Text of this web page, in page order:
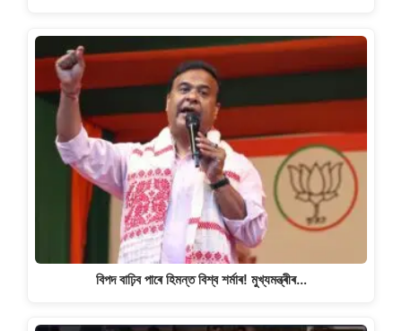
বিপদ বাঢ়িব পাৰে হিমন্ত বিশ্ব শৰ্মাৰ! মুখ্যমন্ত্ৰীৰ…